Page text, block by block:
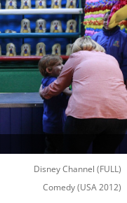
Disney Channel (FULL)
Comedy(USA 2012)